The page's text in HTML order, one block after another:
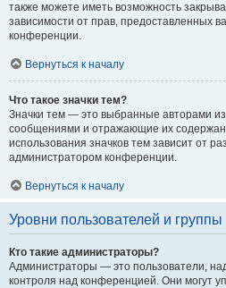
также можете иметь возможность
зависимости от прав, предоставленных
конференции.
Вернуться к началу
Что такое значки тем?
Значки тем — это выбранные авторами
сообщениями и отражающие их
использования значков тем зависит от
администратором конференции.
Вернуться к началу
Уровни пользователей и группы
Кто такие администраторы?
Администраторы — это пользователи,
контроля над конференцией. Они могут